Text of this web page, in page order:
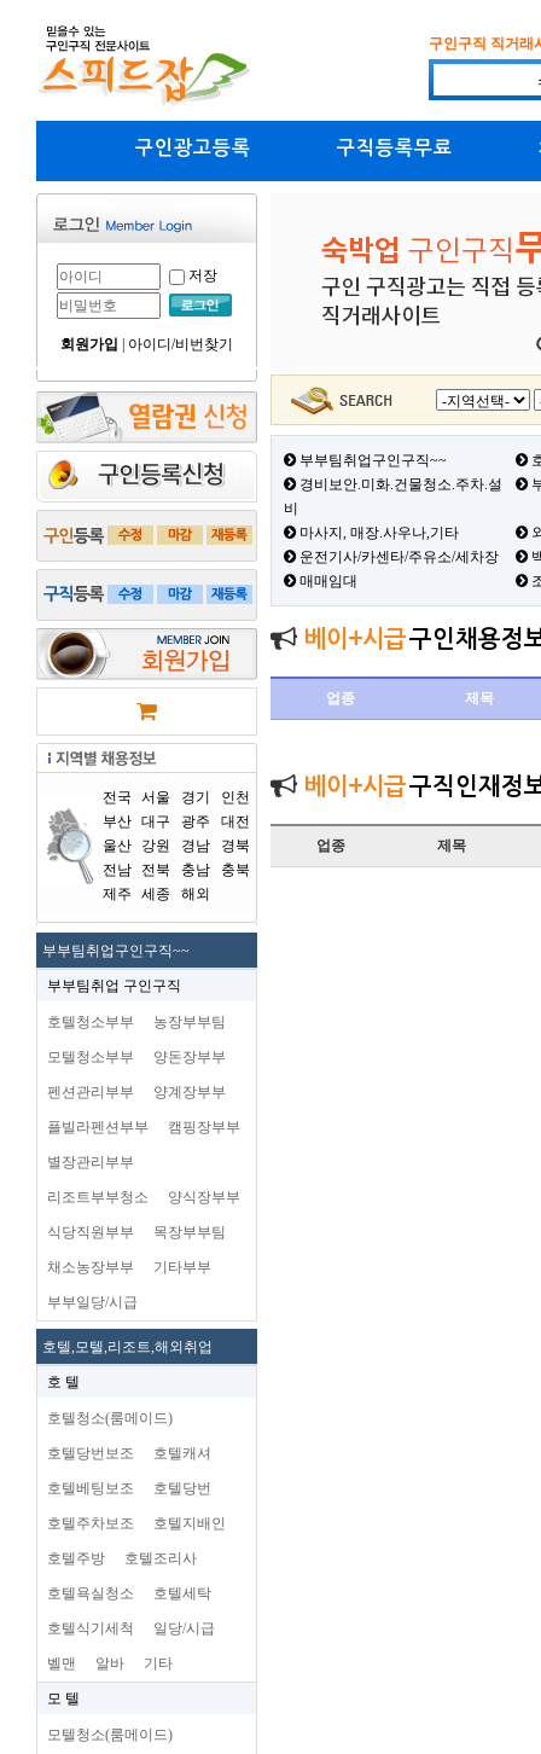
구인구직 직거래
구인광고등록 구직등록무료
저장
회원가입 아이디/비번찾기
전국 서울 경기
인천
부산 대구 광주
대전
울산
강원 경남
경북
전남
전북 충남
충북
제주
세종 해외
부부팀취업구인구직~~
부부팀취업 구인구직
호텔청소부부 농장부부팀
모텔청소부부 양돈장부부
펜션관리부부 양계장부부
플빌라펜션부부 캠핑장부부
별장관리부부
리조트부부청소 양식장부부
식당직원부부 목장부부팀
채소농장부부 기타부부
부부일당/시급
호텔,모텔,리조트,해외취업
호 텔
호텔청소(룸메이드)
호텔당번보조 호텔캐셔
호텔베팅보조 호텔당번
호텔주차보조 호텔지배인
호텔주방 호텔조리사
호텔욕실청소 호텔세탁
호텔식기세척 일당/시급
벨맨 알바 기타
모 텔
모텔청소(룸메이드)
부부팀취업구인구직~~
경비보안.미화.건물청소.주차.설
비
마사지, 매장.사우나,기타
운전기사/카센타/주유소/세차장
매매임대
베이+시급구인채용정
업종 제목
베이+시급구직인재정
업종 제목